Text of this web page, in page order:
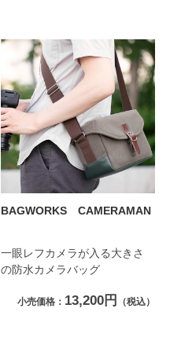
BAGWORKS CAMERAMAN
一眼レフカメラが入る大きさ
の防水カメラバッグ
小売価格： 13,200円 （税込）